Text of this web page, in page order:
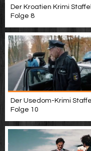
Der Kroatien Krimi Staffel
Folge 8
Der Usedom-Krimi
Folge 10